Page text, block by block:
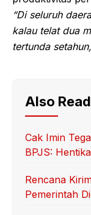
“Di seluruh
kalau telat dua
tertunda
Also Read
Cak Imin
BPJS:
Rencana
Pemerintah